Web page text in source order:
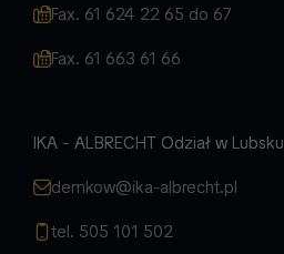
Fax. 61 624 22 65 do 67
Fax. 61 663 61 66
IKA - ALBRECHT Odział w Lubsku
demkow@ika-albrecht.pl
tel. 505 101 502